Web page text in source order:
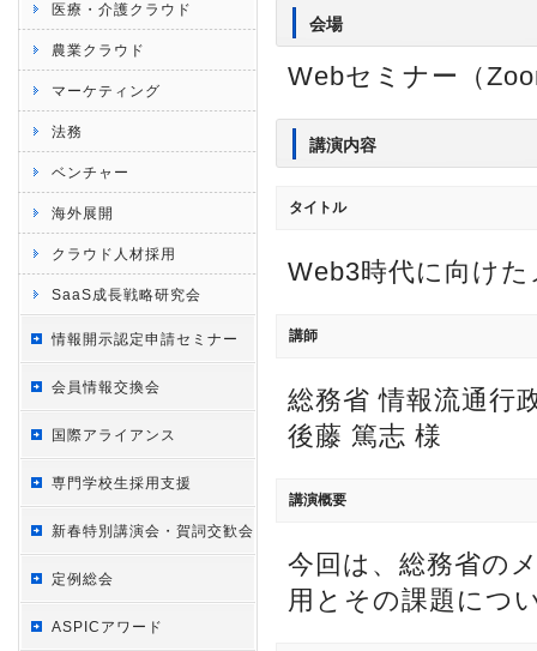
医療・介護クラウド
農業クラウド
マーケティング
法務
ベンチャー
海外展開
クラウド人材採用
SaaS成長戦略研究会
情報開示認定申請セミナー
会員情報交換会
国際アライアンス
専門学校生採用支援
新春特別講演会・賀詞交歓会
定例総会
ASPICアワード
会場
Webセミナー（
講演内容
タイトル
Web3時代に向け
講師
総務省 情報流通行
後藤 篤志 様
講演概要
今回は、総務省の
用とその課題につ